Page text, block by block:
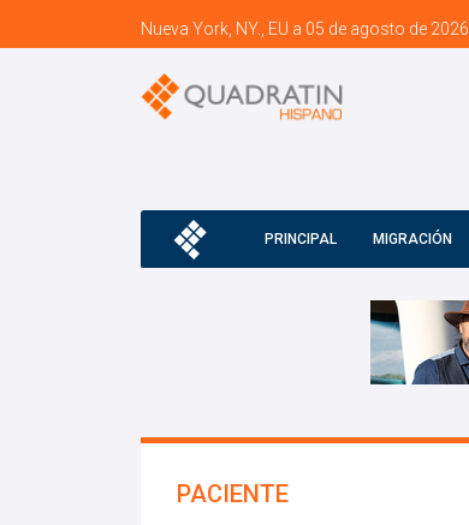
Nueva York, NY., EU a 05 de agosto de 2026
PRINCIPAL MIGRACIÓN
PACIENTE